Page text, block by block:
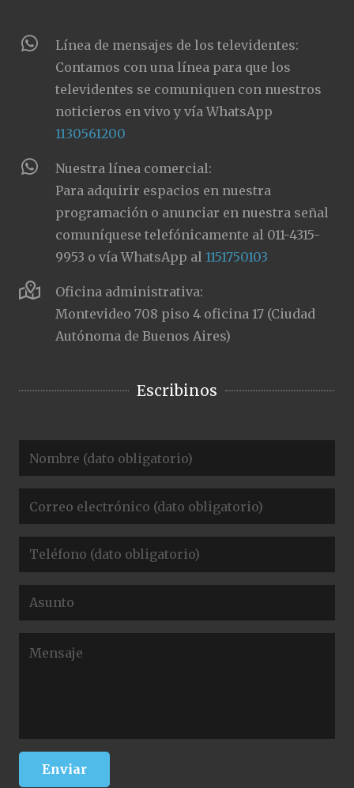
Línea de mensajes de los televidentes:
Contamos con una línea para que los
televidentes se comuniquen con nuestros
noticieros en vivo y vía WhatsApp
1130561200
Nuestra línea comercial:
Para adquirir espacios en nuestra
programación o anunciar en nuestra señal
comuníquese telefónicamente al 011-4315-
9953 o vía WhatsApp al1151750103
Oficina administrativa:
Montevideo 708 piso 4 oficina 17 (Ciudad
Autónoma de Buenos Aires)
Escribinos